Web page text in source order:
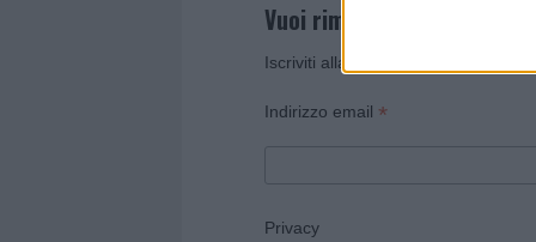
Vuoi rimanere sempre
Iscriviti alla newsletter di Gallura
Indirizzo email *
Privacy